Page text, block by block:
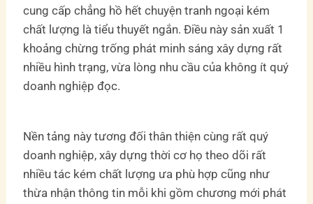
cung cấp chẳng hồ hết chuyện tranh ngoại kém
chất lượng là tiểu thuyết ngắn. Điều này sản xuất 1
khoảng chừng trống phát minh sáng xây dựng rất
nhiều hình trạng, vừa lòng nhu cầu của không ít quý
doanh nghiệp đọc.
Nền tảng này tương đối thân thiện cùng rất quý
doanh nghiệp, xây dựng thời cơ họ theo dõi rất
nhiều tác kém chất lượng ưa phù hợp cũng như
thừa nhận thông tin mỗi khi gồm chương mới phát